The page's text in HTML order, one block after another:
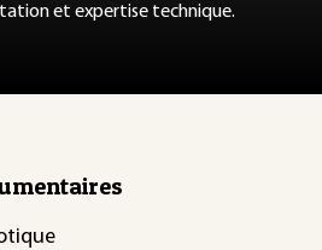
et expertise technique.